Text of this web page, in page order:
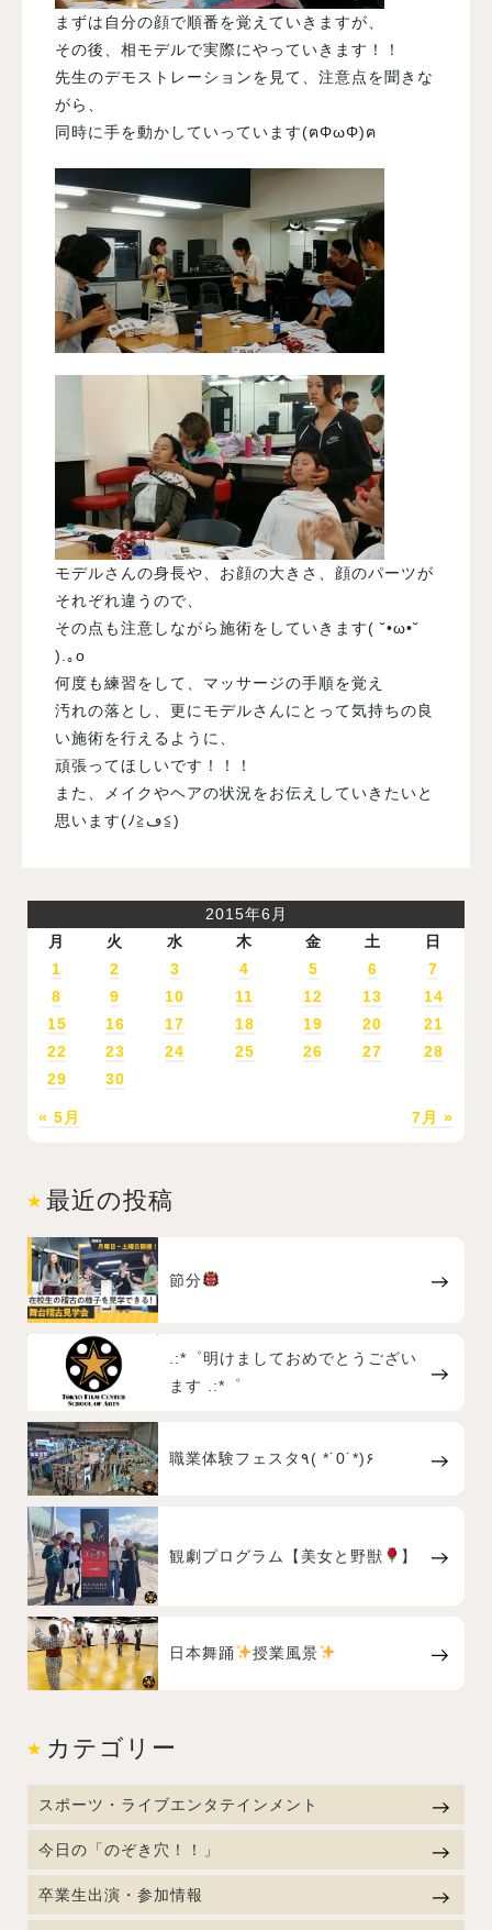
まずは自分の顔で順番を覚えていきますが、
その後、相モデルで実際にやっていきます！！
先生のデモストレーションを見て、注意点を聞きな
がら、
同時に手を動かしていっています(ฅΦωΦ)ฅ
モデルさんの身長や、お顔の大きさ、顔のパーツが
それぞれ違うので、
その点も注意しながら施術をしていきます( ˘•ω•˘
).｡o
何度も練習をして、マッサージの手順を覚え
汚れの落とし、更にモデルさんにとって気持ちの良
い施術を行えるように、
頑張ってほしいです！！！
また、メイクやヘアの状況をお伝えしていきたいと
思います(ﾉ≧ڡ≦)
2015年6月
月
火 水 木 金 土 日
« 5月 7月 »
1 2 3 4 5 6
7
8
9 10 11 12 13
14
15
16 17 18 19 20
21
22
23 24 25 26 27
28
29
30
最近の投稿
節分
.:*゜明けましておめでとうござい
ます .:*゜
職業体験フェスタ٩( *˙0˙*)۶
観劇プログラム【美女と野獣 】
日本舞踊 授業風景
カテゴリー
スポーツ・ライブエンタテインメント
今日の「のぞき穴！！」
卒業生出演・参加情報